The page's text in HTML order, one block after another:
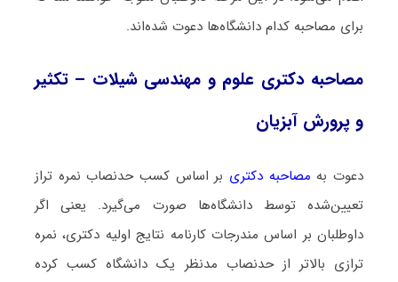
برای مصاحبه کدام دانشگاه‌ها دعوت شده‌اند.
مصاحبه دکتری علوم و مهندسی شیلات – تکثیر
و پرورش آبزیان
دعوت به مصاحبه دکتری بر اساس کسب حدنصاب نمره تراز
تعیین‌شده توسط دانشگاه‌ها صورت می‌گیرد. یعنی اگر
داوطلبان بر اساس مندرجات کارنامه نتایج اولیه دکتری، نمره
ترازی بالاتر از حدنصاب مدنظر یک دانشگاه کسب کرده